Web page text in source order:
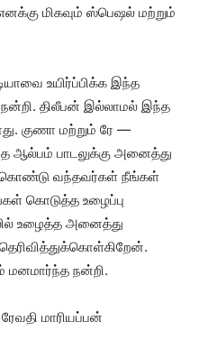
மிகவும் ஸ்பெஷல் மற்றும்
உயிர்ப்பிக்க இந்த
திலீபன் இல்லாமல் இந்த
குணா மற்றும் ரே —
ஆல்பம் பாடலுக்கு அனைத்து
கொண்டு வந்தவர்கள் நீங்கள்
கொடுத்த உழைப்பு
உழைத்த அனைத்து
மனமார்ந்த நன்றி.
மாரியப்பன்